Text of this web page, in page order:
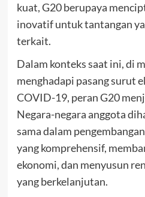
kuat, G20 berupaya
inovatif untuk tantangan
terkait.
Dalam konteks saat ini, di
menghadapi pasang surut
COVID-19, peran G20
Negara-negara anggota
sama dalam
yang komprehensif,
ekonomi, dan menyusun
yang berkelanjutan.